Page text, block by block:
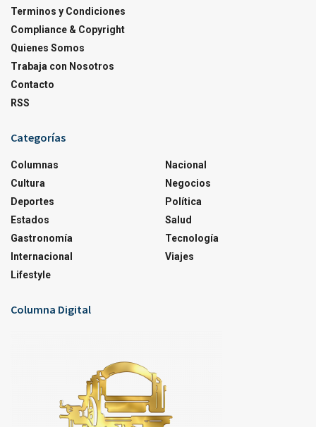
Terminos y Condiciones
Compliance & Copyright
Quienes Somos
Trabaja con Nosotros
Contacto
RSS
Categorías
Columnas
Cultura
Deportes
Estados
Gastronomía
Internacional
Lifestyle
Nacional
Negocios
Política
Salud
Tecnología
Viajes
Columna Digital